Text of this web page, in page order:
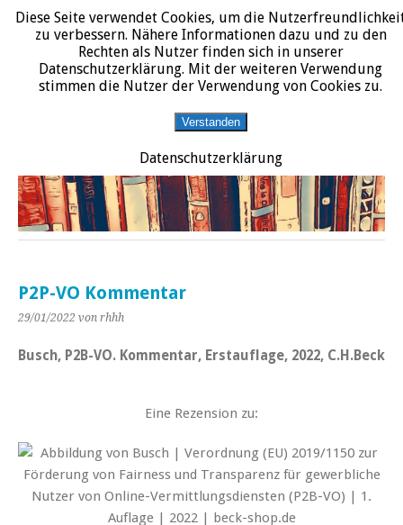
START DATENSCHUTZERKLÄRUNG IMPRESSUM ÜBER JURALIT
JURALIT
Rezensionen juristischer Literatur
P2P-VO Kommentar
29/01/2022 von rhhh
Busch, P2B-VO. Kommentar, Erstauflage, 2022, C.H.Beck
Eine Rezension zu:
Diese Seite verwendet Cookies, um die
zu verbessern. Nähere Informationen dazu und zu den
Rechten als Nutzer finden sich in unserer
Datenschutzerklärung. Mit der weiteren Verwendung
stimmen die Nutzer der Verwendung von Cookies zu.
Verstanden
Datenschutzerklärung